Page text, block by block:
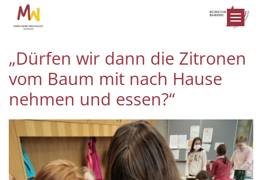
Zum Inhalt springen
„Dürfen wir dann die Zitronen
vom Baum mit nach Hause
nehmen und essen?“